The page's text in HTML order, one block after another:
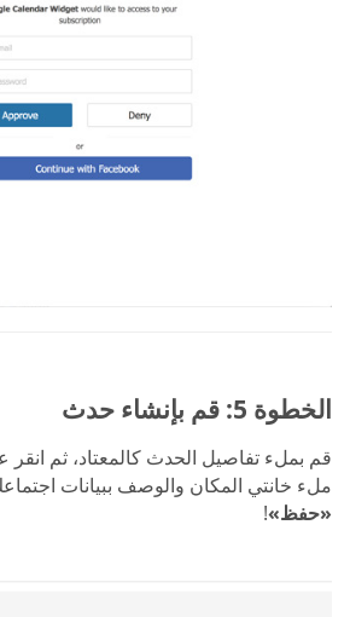
الخطوة 5: قم بإنشاء حدث
قم بملء تفاصيل الحدث كالمعتاد، ثم انقر
ملء خانتي المكان والوصف ببيانات
«حفظ»!